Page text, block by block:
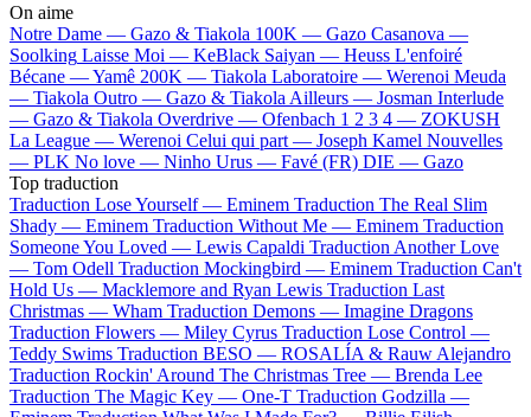
On aime
Notre Dame — Gazo & Tiakola 100K — Gazo Casanova —
Soolking Laisse Moi — KeBlack Saiyan — Heuss L'enfoiré
Bécane —Yamê 200K — Tiakola Laboratoire — Werenoi Meuda
— Tiakola Outro — Gazo & Tiakola Ailleurs — Josman Interlude
— Gazo & Tiakola Overdrive — Ofenbach 1 2 3 4 — ZOKUSH
La League — Werenoi Celui qui part — Joseph Kamel Nouvelles
— PLK No love — Ninho Urus — Favé (FR) DIE — Gazo
Top traduction
Traduction Lose Yourself — Eminem Traduction The Real Slim
Shady — Eminem Traduction Without Me — Eminem Traduction
Someone You Loved — Lewis Capaldi Traduction Another Love
— Tom Odell Traduction Mockingbird — Eminem Traduction Can't
Hold Us — Macklemore and Ryan Lewis Traduction Last
Christmas — Wham Traduction Demons — Imagine Dragons
Traduction Flowers — Miley Cyrus Traduction Lose Control —
Teddy Swims Traduction BESO — ROSALÍA & Rauw Alejandro
Traduction Rockin' Around The Christmas Tree — Brenda Lee
Traduction The Magic Key — One-T Traduction Godzilla —